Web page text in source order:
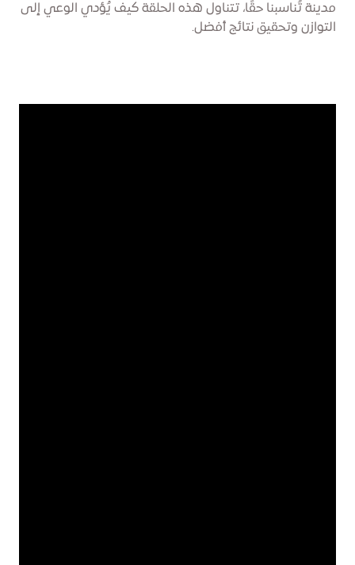
مدينة تُناسبنا حقًا، تتناول هذه الحلقة كيف يُؤدي الوعي إلى
التوازن وتحقيق نتائج أفضل.